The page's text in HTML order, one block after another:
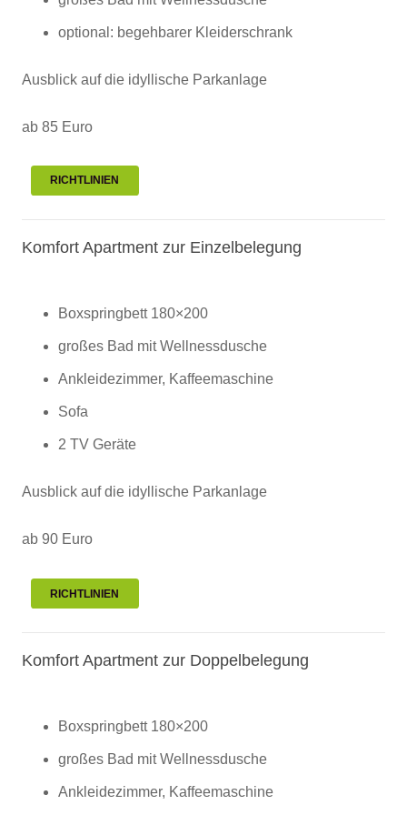
optional: begehbarer Kleiderschrank
Ausblick auf die idyllische Parkanlage
ab 85 Euro
RICHTLINIEN
Komfort Apartment zur Einzelbelegung
Boxspringbett 180×200
großes Bad mit Wellnessdusche
Ankleidezimmer, Kaffeemaschine
Sofa
2 TV Geräte
Ausblick auf die idyllische Parkanlage
ab 90 Euro
RICHTLINIEN
Komfort Apartment zur Doppelbelegung
Boxspringbett 180×200
großes Bad mit Wellnessdusche
Ankleidezimmer, Kaffeemaschine